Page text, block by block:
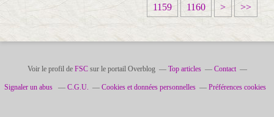
1159 1160
1
7
1
8
1
9
1
0
1
0
1
0
> >>
Voir le profil de FSCsur le portail Overblog Top articles Contact
Signaler un abus C.G.U. Cookies et données personnelles Préférences cookies